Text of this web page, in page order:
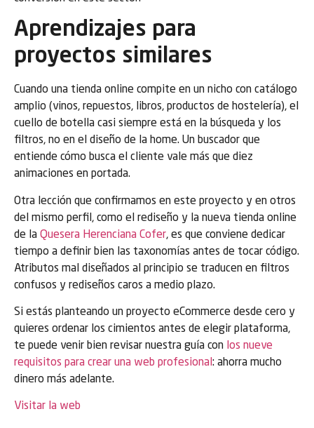
Aprendizajes para
proyectos similares
Cuando una tienda online compite en un nicho con catálogo
amplio (vinos, repuestos, libros, productos de hostelería), el
cuello de botella casi siempre está en la búsqueda y los
filtros, no en el diseño de la home. Un buscador que
entiende cómo busca el cliente vale más que diez
animaciones en portada.
Otra lección que confirmamos en este proyecto y en otros
del mismo perfil, como el rediseño y la nueva tienda online
de la Quesera Herenciana Cofer, es que conviene dedicar
tiempo a definir bien las taxonomías antes de tocar código.
Atributos mal diseñados al principio se traducen en filtros
confusos y rediseños caros a medio plazo.
Si estás planteando un proyecto eCommerce desde cero y
quieres ordenar los cimientos antes de elegir plataforma,
te puede venir bien revisar nuestra guía con los nueve
requisitos para crear una web profesional : ahorra mucho
dinero más adelante.
Visitar la web